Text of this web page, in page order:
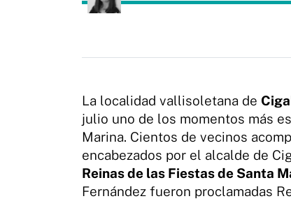
La localidad vallisoletana de
julio uno de los momentos más
Marina. Cientos de vecinos
encabezados por el alcalde de
Reinas de las Fiestas de Santa
Fernández fueron proclamadas